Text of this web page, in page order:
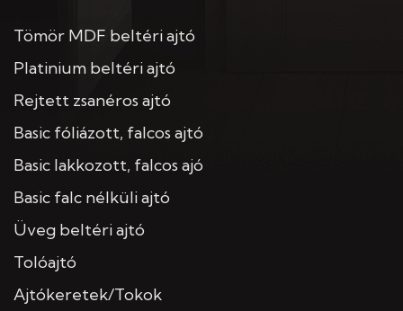
Tömör MDF beltéri ajtó
Platinium beltéri ajtó
Rejtett zsanéros ajtó
Basic fóliázott, falcos ajtó
Basic lakkozott, falcos ajó
Basic falc nélküli ajtó
Üveg beltéri ajtó
Tolóajtó
Ajtókeretek/Tokok